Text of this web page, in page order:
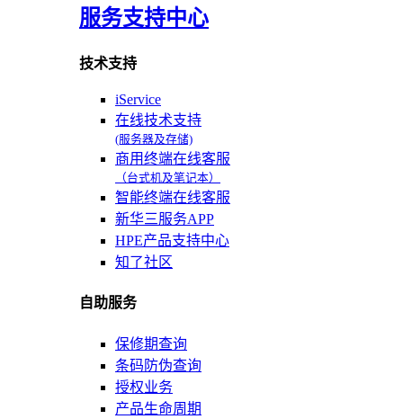
服务支持中心
技术支持
iService
在线技术支持
(服务器及存储)
商用终端在线客服
（台式机及笔记本）
智能终端在线客服
新华三服务APP
HPE产品支持中心
知了社区
自助服务
保修期查询
条码防伪查询
授权业务
产品生命周期